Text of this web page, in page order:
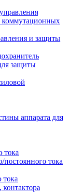
коммутационных
и защиты
защиты
аппарата для
тока
тока
тока